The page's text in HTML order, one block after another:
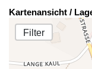
Kartenansicht /
Filter